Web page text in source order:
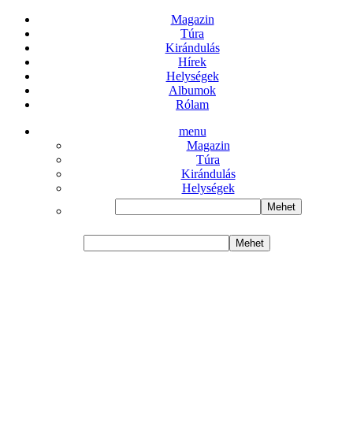
Magazin
Túra
Kirándulás
Hírek
Helységek
Albumok
Rólam
menu
Magazin
Túra
Kirándulás
Helységek